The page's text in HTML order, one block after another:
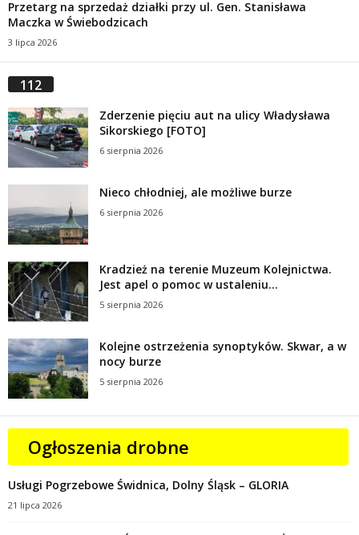
Przetarg na sprzedaż działki przy ul. Gen. Stanisława
Maczka w Świebodzicach
3 lipca 2026
112
Zderzenie pięciu aut na ulicy Władysława
Sikorskiego [FOTO]
6 sierpnia 2026
Nieco chłodniej, ale możliwe burze
6 sierpnia 2026
Kradzież na terenie Muzeum Kolejnictwa.
Jest apel o pomoc w ustaleniu...
5 sierpnia 2026
Kolejne ostrzeżenia synoptyków. Skwar, a w
nocy burze
5 sierpnia 2026
Ogłoszenia drobne
Usługi Pogrzebowe Świdnica, Dolny Śląsk – GLORIA
21 lipca 2026